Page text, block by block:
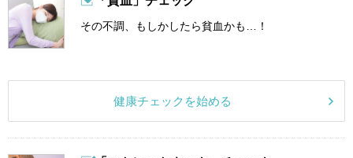
その不調、もしかしたら貧血かも…！
健康チェックを始める